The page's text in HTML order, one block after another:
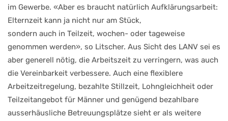
im Gewerbe. «Aber es braucht natürlich Aufklärungsarbeit:
Elternzeit kann ja nicht nur am Stück,
sondern auch in Teilzeit, wochen- oder tageweise
genommen werden», so Litscher. Aus Sicht des LANV sei es
aber generell nötig, die Arbeitszeit zu verringern, was auch
die Vereinbarkeit verbessere. Auch eine flexiblere
Arbeitzeitregelung, bezahlte Stillzeit, Lohngleichheit oder
Teilzeitangebot für Männer und genügend bezahlbare
ausserhäusliche Betreuungsplätze sieht er als weitere